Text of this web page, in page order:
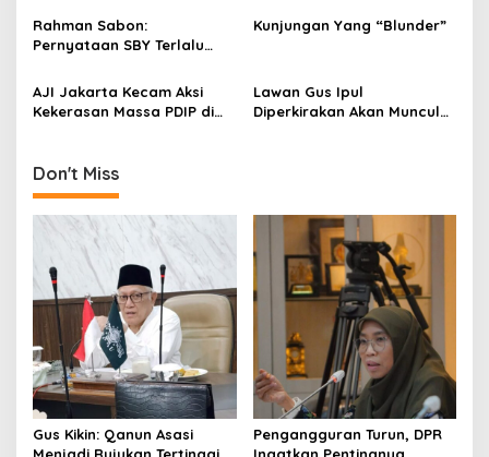
t
o
Rahman Sabon:
Pernyataan SBY Terlalu
Kunjungan Yang “Blunder”
AJI Jakarta Kecam Aksi
Kekerasan Massa PDIP di
Lawan Gus Ipul
Diperkirakan Akan Muncul
Don't Miss
Gus Kikin: Qanun Asasi
Menjadi Rujukan Tertinggi
Pengangguran Turun, DPR
Ingatkan Pentingnya